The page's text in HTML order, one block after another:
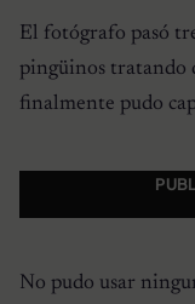
El fotógrafo pasó
pingüinos tratando
finalmente pudo
No pudo usar